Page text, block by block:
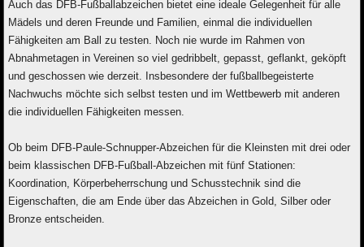
Auch das DFB-Fußballabzeichen bietet eine ideale Gelegenheit für alle
Mädels und deren Freunde und Familien, einmal die individuellen
Fähigkeiten am Ball zu testen. Noch nie wurde im Rahmen von
Abnahmetagen in Vereinen so viel gedribbelt, gepasst, geflankt, geköpft
und geschossen wie derzeit. Insbesondere der fußballbegeisterte
Nachwuchs möchte sich selbst testen und im Wettbewerb mit anderen
die individuellen Fähigkeiten messen.
Ob beim DFB-Paule-Schnupper-Abzeichen für die Kleinsten mit drei oder
beim klassischen DFB-Fußball-Abzeichen mit fünf Stationen:
Koordination, Körperbeherrschung und Schusstechnik sind die
Eigenschaften, die am Ende über das Abzeichen in Gold, Silber oder
Bronze entscheiden.